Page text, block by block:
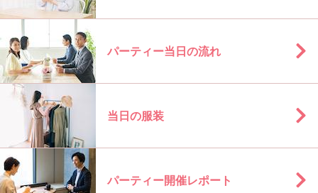
パーティー当日の流れ
当日の服装
パーティー開催レポート